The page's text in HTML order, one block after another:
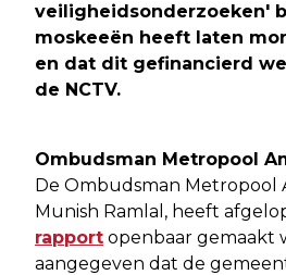
veiligheidsonderzoeken'
moskeeën heeft laten
en dat dit gefinancierd
de NCTV.
Ombudsman Metropool
De Ombudsman Metropool
Munish Ramlal, heeft
rapport openbaar gemaakt
aangegeven dat de